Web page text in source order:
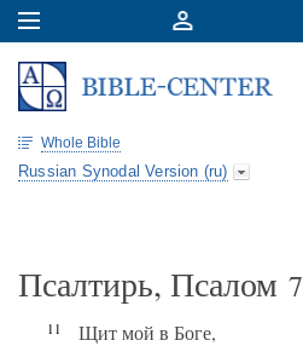
Whole Bible
Russian Synodal Version (ru)
Псалтирь, Псалом 7
11
Щит мой в Боге,